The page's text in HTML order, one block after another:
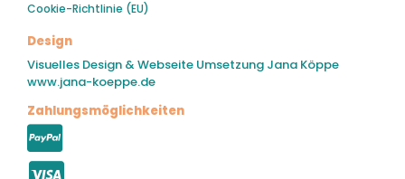
Cookie-Richtlinie (EU)
Design
Visuelles Design & Webseite Umsetzung Jana Köppe
www.jana-koeppe.de
Zahlungsmöglichkeiten